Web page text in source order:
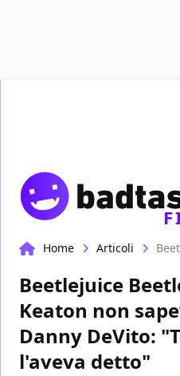
Home Articoli
Beetlejuice
Keaton non
Danny DeVito:
l'aveva detto"